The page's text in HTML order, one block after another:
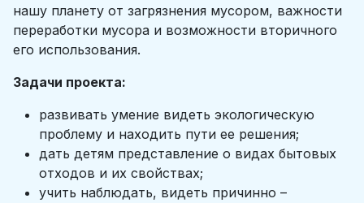
нашу планету от загрязнения мусором, важности
переработки мусора и возможности вторичного
его использования.
Задачи проекта:
развивать умение видеть экологическую
проблему и находить пути ее решения;
дать детям представление о видах бытовых
отходов и их свойствах;
учить наблюдать, видеть причинно –